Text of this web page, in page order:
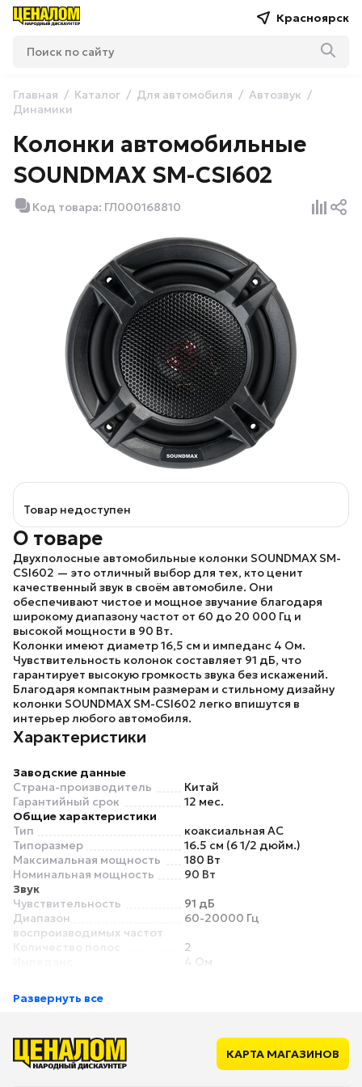
Красноярск
Главная Каталог Для автомобиля
Автозвук
Динамики
Колонки автомобильные
SOUNDMAX SM-CSI602
Код товара: ГЛ000168810
Товар недоступен
О товаре
Двухполосные автомобильные колонки SOUNDMAX SM-
CSI602 — это отличный выбор для тех, кто ценит
качественный звук в своём автомобиле. Они
обеспечивают чистое и мощное звучание благодаря
широкому диапазону частот от 60 до 20 000 Гц и
высокой мощности в 90 Вт.
Колонки имеют диаметр 16,5 см и импеданс 4 Ом.
Чувствительность колонок составляет 91 дБ, что
гарантирует высокую громкость звука без искажений.
Благодаря компактным размерам и стильному дизайну
колонки SOUNDMAX SM-CSI602 легко впишутся в
интерьер любого автомобиля.
Характеристики
Заводские данные
Страна-производитель
Китай
Гарантийный срок
12 мес.
Общие характеристики
Тип
коаксиальная АС
Типоразмер
16.5 см (6 1/2 дюйм.)
Максимальная мощность
180 Вт
Номинальная мощность
90 Вт
Звук
Чувствительность
91 дБ
Диапазон
воспроизводимых частот
60-20000 Гц
Количество полос
2
4 Ом
Развернуть все
КАРТА МАГАЗИНОВ